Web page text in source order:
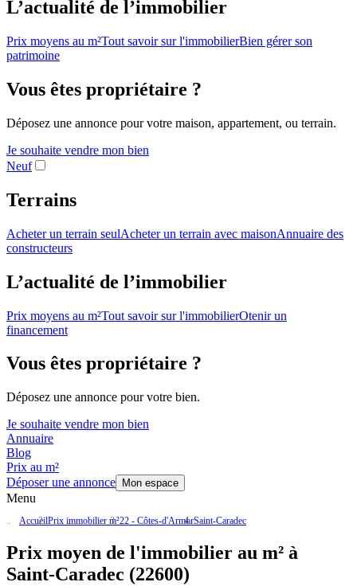
L’actualité de l’immobilier
Prix moyens au m²Tout savoir sur l'immobilierBien gérer son
patrimoine
Vous êtes propriétaire ?
Déposez une annonce pour votre maison, appartement, ou terrain.
Je souhaite vendre mon bien
Neuf
Terrains
Acheter un terrain seulAcheter un terrain avec maisonAnnuaire des
constructeurs
L’actualité de l’immobilier
Prix moyens au m²Tout savoir sur l'immobilierOtenir un
financement
Vous êtes propriétaire ?
Déposez une annonce pour votre bien.
Je souhaite vendre mon bien
Annuaire
Blog
Prix au m²
Déposer une annonce
Mon espace
Menu
AccueilPrix immobilier m²22 - Côtes-d'ArmorSaint-Caradec
Prix moyen de l'immobilier au m² à
Saint-Caradec (22600)